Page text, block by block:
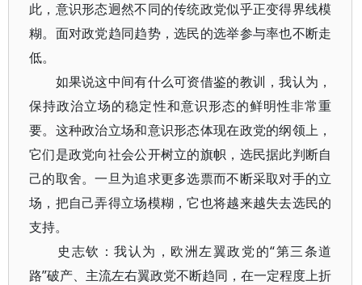
此，意识形态迥然不同的传统政党似乎正变得界线模
糊。面对政党趋同趋势，选民的选举参与率也不断走
低。
如果说这中间有什么可资借鉴的教训，我认为，
保持政治立场的稳定性和意识形态的鲜明性非常重
要。这种政治立场和意识形态体现在政党的纲领上，
它们是政党向社会公开树立的旗帜，选民据此判断自
己的取舍。一旦为追求更多选票而不断采取对手的立
场，把自己弄得立场模糊，它也将越来越失去选民的
支持。
史志钦：我认为，欧洲左翼政党的“第三条道
路”破产、主流左右翼政党不断趋同，在一定程度上折